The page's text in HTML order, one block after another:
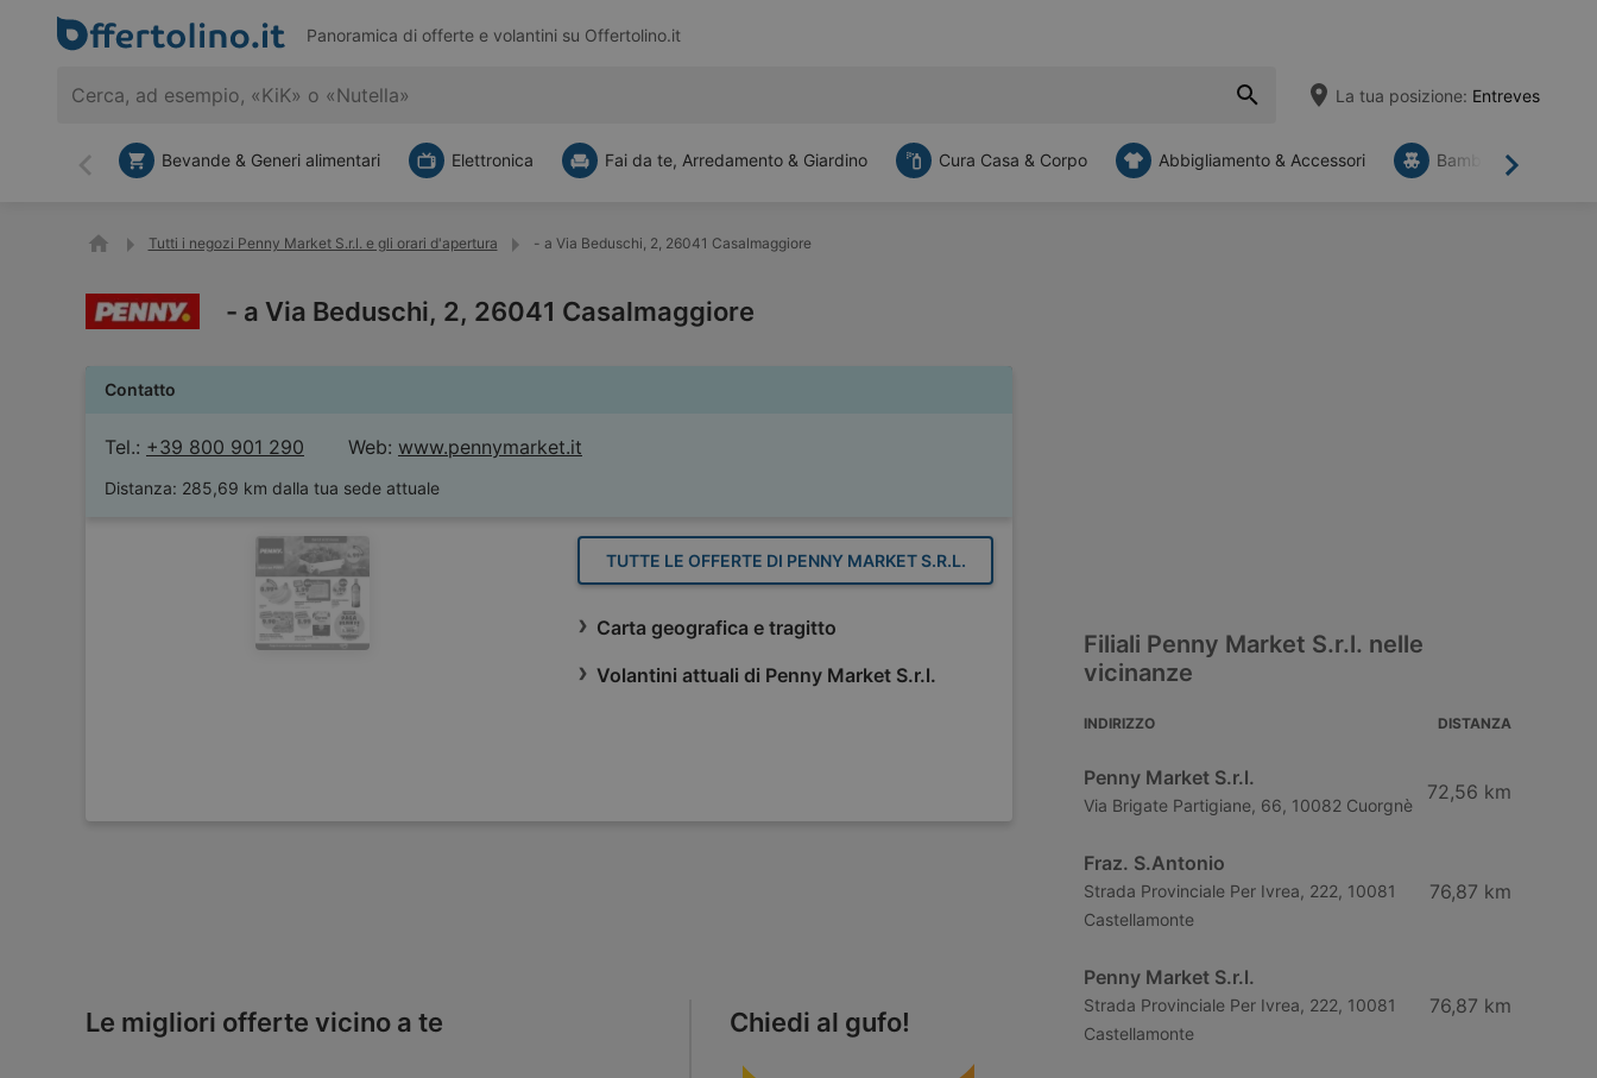
Panoramica di offerte e volantini su Offertolino.it
La tua posizione: Entreves
Indietro Avanti
Bevande & Generi alimentari Elettronica Fai da te, Arredamento & Giardino Cura Casa & Corpo Abbigliamento & Accessori Bambini
Tutti i negozi Penny Market S.r.l. e gli orari d'apertura - a Via Beduschi, 2, 26041 Casalmaggiore
- a Via Beduschi, 2, 26041 Casalmaggiore
Contatto
Tel.: +39 800 901 290 Web: www.pennymarket.it
Distanza: 285,69 km dalla tua sede attuale
TUTTE LE OFFERTE DI PENNY MARKET S.R.L.
Carta geografica e tragitto
Volantini attuali di Penny Market S.r.l.
Le migliori offerte vicino a te Chiedi al gufo!
Filiali Penny Market S.r.l. nelle
vicinanze
INDIRIZZO DISTANZA
Penny Market S.r.l.
Via Brigate Partigiane, 66, 10082 Cuorgnè
72,56 km
Fraz. S.Antonio
Strada Provinciale Per Ivrea, 222, 10081
Castellamonte
76,87 km
Penny Market S.r.l.
Strada Provinciale Per Ivrea, 222, 10081
Castellamonte
76,87 km